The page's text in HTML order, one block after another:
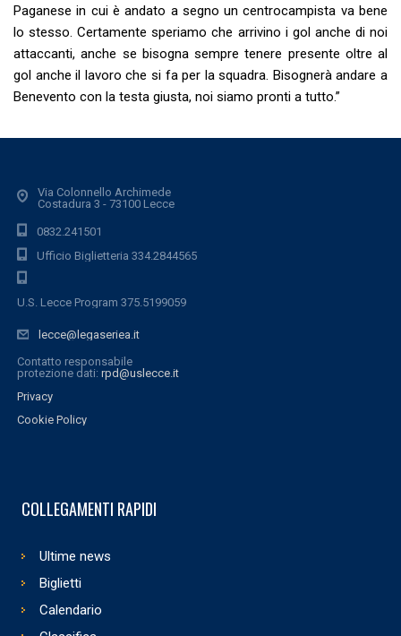
Paganese in cui è andato a segno un centrocampista va bene
lo stesso. Certamente speriamo che arrivino i gol anche di noi
attaccanti, anche se bisogna sempre tenere presente oltre al
gol anche il lavoro che si fa per la squadra. Bisognerà andare a
Benevento con la testa giusta, noi siamo pronti a tutto.”
Via Colonnello Archimede
Costadura 3 - 73100 Lecce
0832.241501
Ufficio Biglietteria 334.2844565
U.S. Lecce Program 375.5199059
lecce@legaseriea.it
Contatto responsabile
protezione dati: rpd@uslecce.it
Privacy
Cookie Policy
COLLEGAMENTI RAPIDI
Ultime news
Biglietti
Calendario